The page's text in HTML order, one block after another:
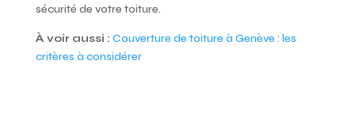
sécurité de votre toiture.
À voir aussi : Couverture de toiture à Genève : les
critères à considérer